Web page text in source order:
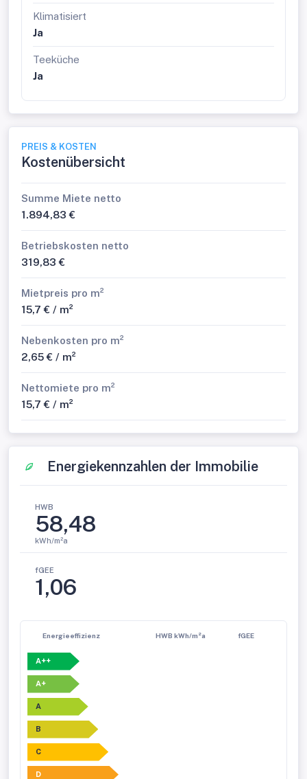
Klimatisiert
Ja
Teeküche
Ja
PREIS & KOSTEN
Kostenübersicht
Summe Miete netto
1.894,83 €
Betriebskosten netto
319,83 €
Mietpreis pro m²
15,7 € / m²
Nebenkosten pro m²
2,65 € / m²
Nettomiete pro m²
15,7 € / m²
Energiekennzahlen der Immobilie
HWB
58,48
kWh/m²a
fGEE
1,06
Energieeffizienz HWB kWh/m²a fGEE
A++
A+
A
B
C
D